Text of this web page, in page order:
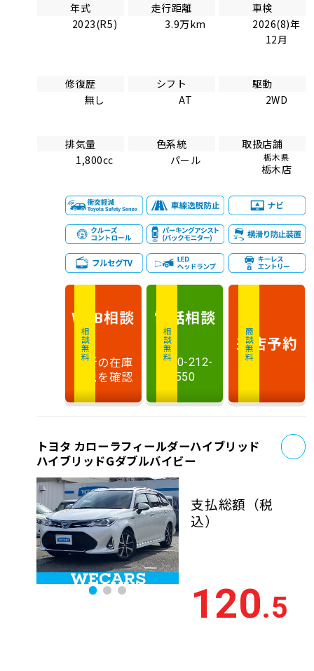
年式
2023(R5)
走行距離
3.9万km
車検
2026(8)年
12月
修復歴
無し
シフト
AT
駆動
2WD
排気量
1,800cc
色系統
パール
取扱店舗
栃木県
栃木店
相談無料
WEB相談
最新の在庫
状況を確認
相談無料
電話相談
0120-212-
550
商談無料
来店予約
トヨタ カローラフィールダーハイブリッド
ハイブリッドGダブルバイビー
支払総額 （税
込）
120.5